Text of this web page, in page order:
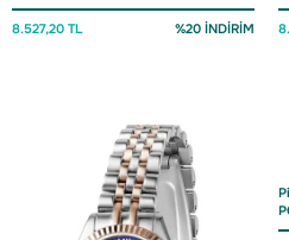
8.527,20 TL %20 İNDİRİM